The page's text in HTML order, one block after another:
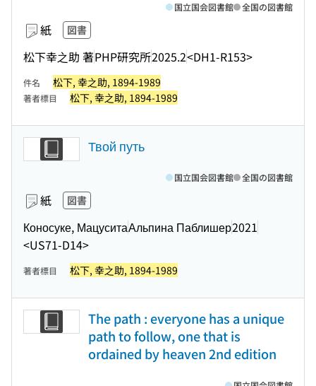
紙 図書
松下幸之助 著PHP研究所2025.2<DH1-R153>
国立国会図書館 全国の図書館
件名 松下, 幸之助, 1894-1989
著者標目 松下, 幸之助, 1894-1989
Твой путь
紙 図書
Коносуке, МацуситаАльпина Паблишер2021
<US71-D14>
国立国会図書館 全国の図書館
著者標目 松下, 幸之助, 1894-1989
The path : everyone has a unique
path to follow, one that is
ordained by heaven 2nd edition